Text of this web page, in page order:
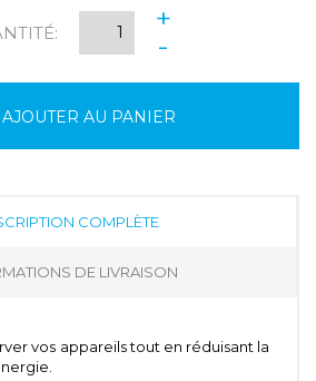
+
-
AJOUTER AU PANIER
COMPLÈTE
DE LIVRAISON
vos appareils tout en réduisant la